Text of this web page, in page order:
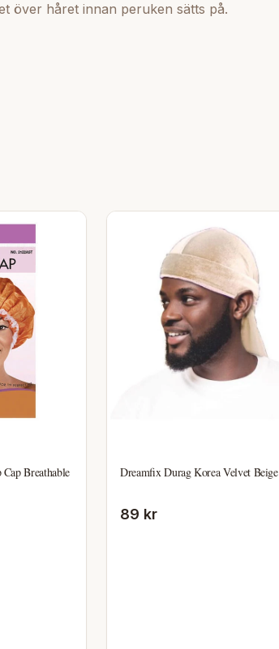
över håret innan peruken sätts på.
Breathable
Dreamfix Durag Korea Velvet Beige
89 kr